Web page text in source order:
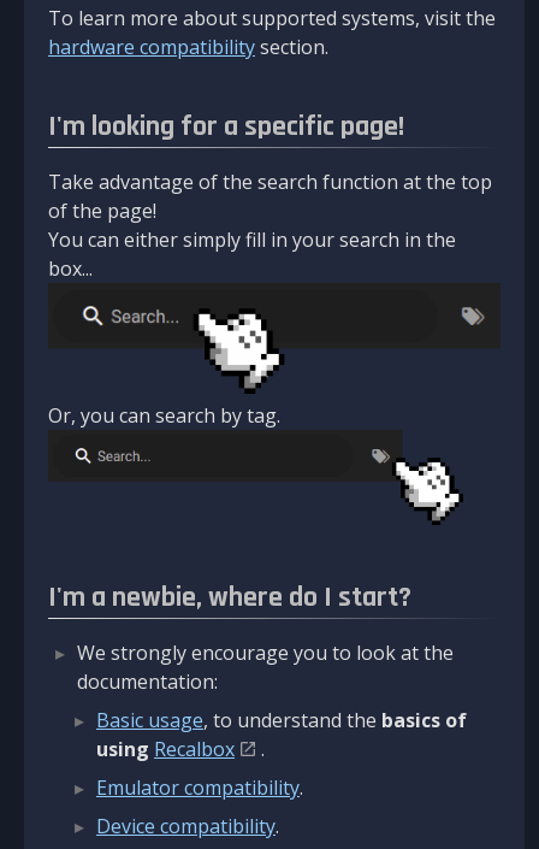
To learn more about supported systems, visit the
hardware compatibilitysection.
I'm looking for a specific page!
Take advantage of the search function at the top
of the page!
You can either simply fill in your search in the
box...
Or, you can search by tag.
I'm a newbie, where do I start?
We strongly encourage you to look at the
documentation:
Basic usage, to understand the basics of
using Recalbox
.
Emulator compatibility.
Device compatibility.